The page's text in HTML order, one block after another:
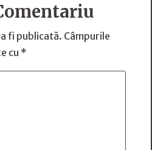
fi publicată. Câmpurile
cu *